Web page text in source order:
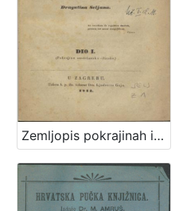
Zemljopis pokrajinah ilirskih iliti Ogledalo zemlje, na kojoj pribiva narod ilirsko-slavjanski sa opisanjem berdah, potokah, gradovah i znatniih mestah polag sadanjeg stališa, s kratkim dogodopisnim dodatkom i priloženim krajobrazom iliti mapom / od Dragutina Seljana